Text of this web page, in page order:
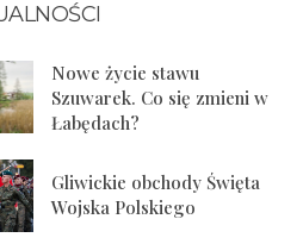
Nowe życie stawu
Szuwarek. Co się zmieni w
Łabędach?
Gliwickie obchody Święta
Wojska Polskiego